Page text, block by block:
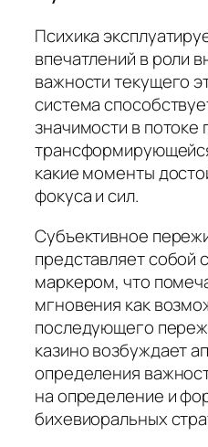
Психика
впечатлений в роли
важности текущего
система
значимости в потоке
какие моменты
фокуса и сил.
Субъективное
представляет собой
маркером, что
мгновения как
последующего
казино возбуждает
определения
на определение и
бихевиоральных